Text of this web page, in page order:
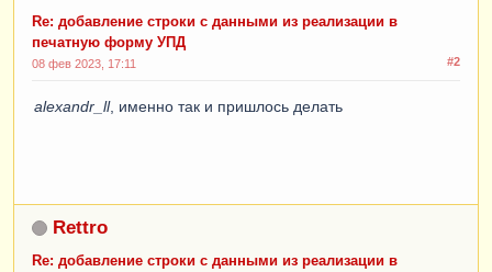
Re: добавление строки с данными из реализации в
печатную форму УПД
#2
08 фев 2023, 17:11
alexandr_ll, именно так и пришлось делать
Rettro
Re: добавление строки с данными из реализации в